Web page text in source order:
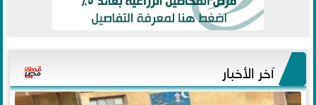
آخر الأخبار